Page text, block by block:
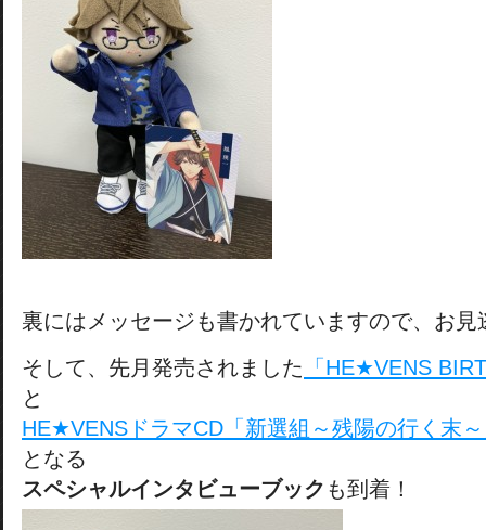
裏にはメッセージも書かれていますので、お見
そして、先月発売されました 「HE★VENS
と
HE★VENSドラマCD「新選組～残陽の行く末
となる
スペシャルインタビューブック も到着！